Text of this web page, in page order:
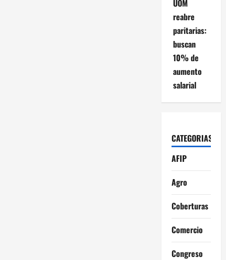
UOM
reabre
paritarias:
buscan
10% de
aumento
salarial
CATEGORIAS
AFIP
Agro
Coberturas
Comercio
Congreso